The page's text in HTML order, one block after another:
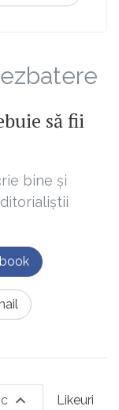
să fii
bine și
Likeuri